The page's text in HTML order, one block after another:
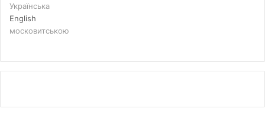
Українська
English
московитською